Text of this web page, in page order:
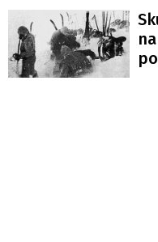
ale nikdo nedokončil. Z
přežil pouze jediný,
mrtví až po několika
zpočátku uvěřit tomu, co
přesně před 60. lety,